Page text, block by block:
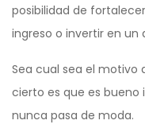
posibilidad de
ingreso o invertir en
Sea cual sea el motivo
cierto es que es bueno
nunca pasa de moda.